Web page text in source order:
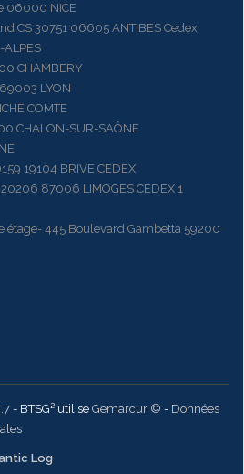
06000 NICE
30751 06605 ANTIBES Cedex
ALPES
CHAMBERY
LYON
COMTE
CHALON-SUR-SAÔNE
19104 BRIVE CEDEX
87006 LIMOGES CEDEX 1
445 Boulevard Gambetta 59200
- BTSG² utilise Gemarcur © - Données
Log